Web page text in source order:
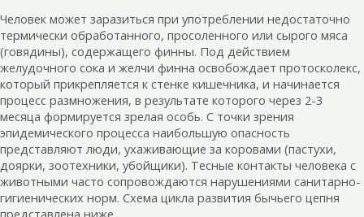
Человек может заразиться при употреблении недостаточно
термически обработанного, просоленного или сырого мяса
(говядины), содержащего финны. Под действием
желудочного сока и желчи финна освобождает протосколекс,
который прикрепляется к стенке кишечника, и начинается
процесс размножения, в результате которого через 2-3
месяца формируется зрелая особь. С точки зрения
эпидемического процесса наибольшую опасность
представляют люди, ухаживающие за коровами (пастухи,
доярки, зоотехники, убойщики). Тесные контакты человека с
животными часто сопровождаются нарушениями санитарно-
гигиенических норм. Схема цикла развития бычьего цепня
представлена ниже.